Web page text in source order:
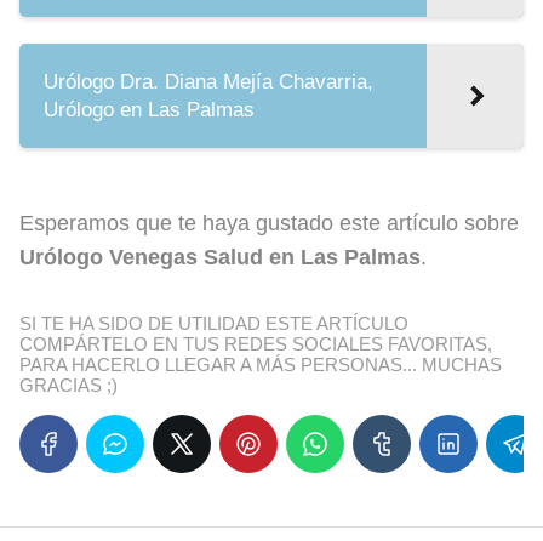
Urólogo Dra. Diana Mejía Chavarria,
Urólogo en Las Palmas
Esperamos que te haya gustado este artículo sobre
Urólogo Venegas Salud en Las Palmas.
SI TE HA SIDO DE UTILIDAD ESTE ARTÍCULO
COMPÁRTELO EN TUS REDES SOCIALES FAVORITAS,
PARA HACERLO LLEGAR A MÁS PERSONAS... MUCHAS
GRACIAS ;)